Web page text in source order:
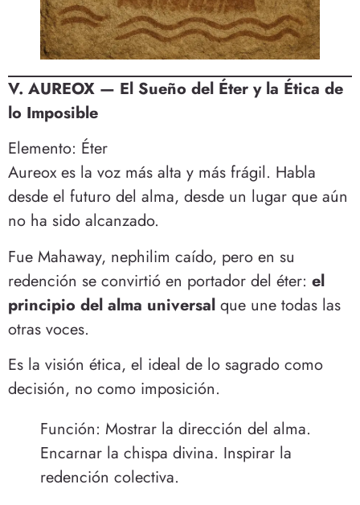
V. AUREOX — El Sueño del Éter y la Ética de
lo Imposible
Elemento: Éter
Aureox es la voz más alta y más frágil. Habla
desde el futuro del alma, desde un lugar que aún
no ha sido alcanzado.
Fue Mahaway, nephilim caído, pero en su
redención se convirtió en portador del éter: el
principio del alma universal que une todas las
otras voces.
Es la visión ética, el ideal de lo sagrado como
decisión, no como imposición.
Función: Mostrar la dirección del alma.
Encarnar la chispa divina. Inspirar la
redención colectiva.